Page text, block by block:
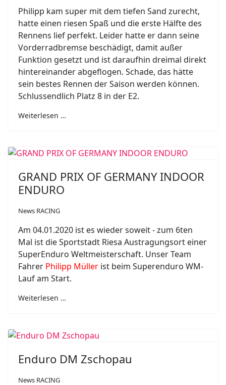
Philipp kam super mit dem tiefen Sand zurecht,
hatte einen riesen Spaß und die erste Hälfte des
Rennens lief perfekt. Leider hatte er dann seine
Vorderradbremse beschädigt, damit außer
Funktion gesetzt und ist daraufhin dreimal direkt
hintereinander abgeflogen. Schade, das hätte
sein bestes Rennen der Saison werden können.
Schlussendlich Platz 8 in der E2.
Weiterlesen …
GRAND PRIX OF GERMANY INDOOR
ENDURO
News RACING
Am 04.01.2020 ist es wieder soweit - zum 6ten
Mal ist die Sportstadt Riesa Austragungsort einer
SuperEnduro Weltmeisterschaft. Unser Team
Fahrer Philipp Müller ist beim Superenduro WM-
Lauf am Start.
Weiterlesen …
Enduro DM Zschopau
News RACING